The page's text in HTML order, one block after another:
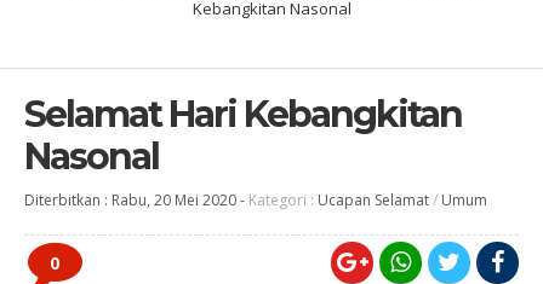
Kebangkitan Nasonal
Selamat Hari Kebangkitan
Nasonal
Diterbitkan : Rabu, 20 Mei 2020- Kategori : Ucapan Selamat/ Umum
0